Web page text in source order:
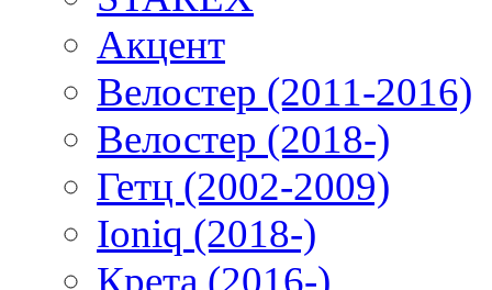
Акцент
Велостер (2011-2016)
Велостер (2018-)
Гетц (2002-2009)
Ioniq (2018-)
Крета (2016-)